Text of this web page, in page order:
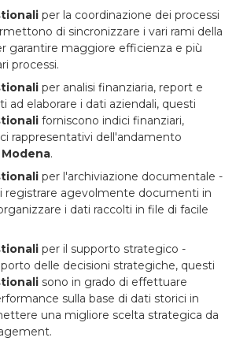
per la coordinazione dei processi
di sincronizzare i vari rami della
garantire maggiore efficienza e più
processi.
per analisi finanziaria, report e
ad elaborare i dati aziendali, questi
forniscono indici finanziari,
rappresentativi dell'andamento
Modena.
per l'archiviazione documentale -
registrare agevolmente documenti in
i dati raccolti in file di facile
per il supporto strategico -
delle decisioni strategiche, questi
sono in grado di effettuare
sulla base di dati storici in
una migliore scelta strategica da